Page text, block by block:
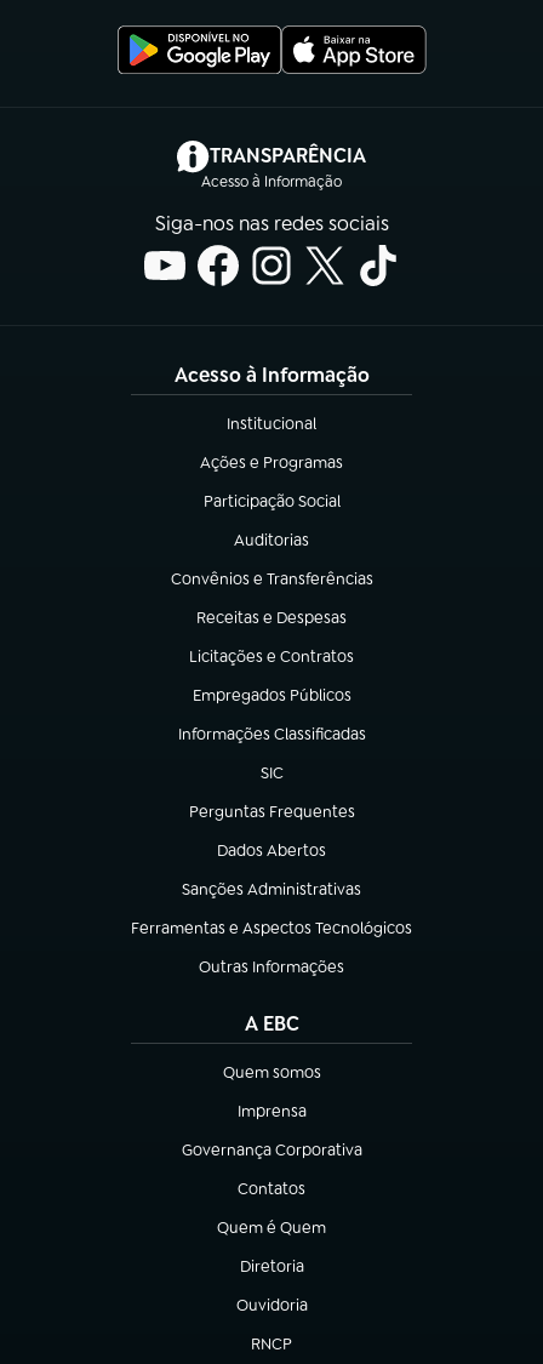
TRANSPARÊNCIA
Acesso à Informação
(abre em nova aba)
Siga-nos nas redes sociais
Acesso à Informação
Institucional
(abre em nova aba)
Ações e Programas
(abre em nova aba)
Participação Social
(abre em nova aba)
Auditorias
(abre em nova aba)
Convênios e Transferências
(abre em nova aba)
Receitas e Despesas
(abre em nova aba)
Licitações e Contratos
(abre em nova aba)
Empregados Públicos
(abre em nova aba)
Informações Classificadas
(abre em nova aba)
SIC
(abre em nova aba)
Perguntas Frequentes
(abre em nova aba)
Dados Abertos
(abre em nova aba)
Sanções Administrativas
(abre em nova aba)
Ferramentas e Aspectos Tecnológicos
(abre em nova aba)
Outras Informações
(abre em nova aba)
A EBC
Quem somos
(abre em nova aba)
Imprensa
(abre em nova aba)
Governança Corporativa
(abre em nova aba)
Contatos
(abre em nova aba)
Quem é Quem
(abre em nova aba)
Diretoria
(abre em nova aba)
Ouvidoria
(abre em nova aba)
RNCP
(abre em nova aba)